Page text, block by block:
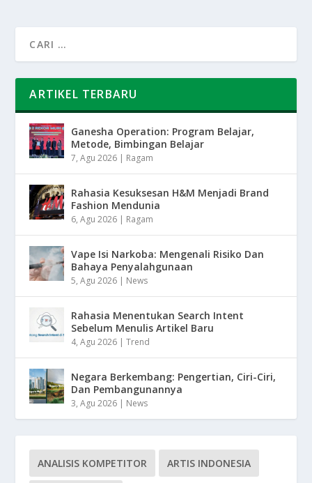
ARTIKEL TERBARU
Ganesha Operation: Program Belajar,
Metode, Bimbingan Belajar
7, Agu 2026 | Ragam
Rahasia Kesuksesan H&M Menjadi Brand
Fashion Mendunia
6, Agu 2026 | Ragam
Vape Isi Narkoba: Mengenali Risiko Dan
Bahaya Penyalahgunaan
5, Agu 2026 | News
Rahasia Menentukan Search Intent
Sebelum Menulis Artikel Baru
4, Agu 2026 |Trend
Negara Berkembang: Pengertian, Ciri-Ciri,
Dan Pembangunannya
3, Agu 2026 | News
ANALISIS KOMPETITOR ARTIS INDONESIA